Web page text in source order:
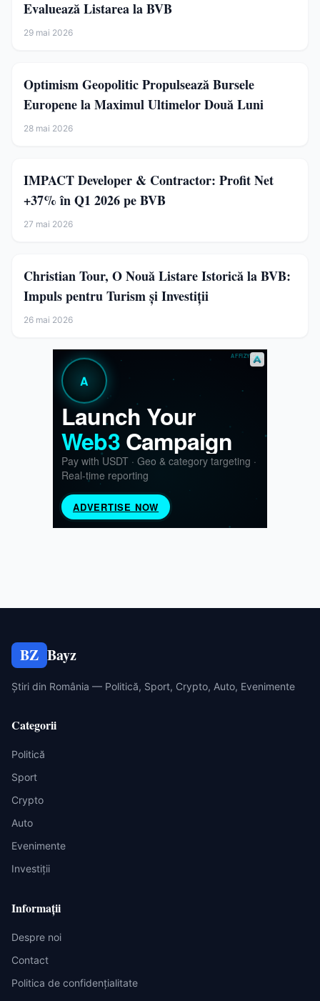
Evaluează Listarea la BVB
29 mai 2026
Optimism Geopolitic Propulsează Bursele
Europene la Maximul Ultimelor Două Luni
28 mai 2026
IMPACT Developer & Contractor: Profit Net
+37% în Q1 2026 pe BVB
27 mai 2026
Christian Tour, O Nouă Listare Istorică la BVB:
Impuls pentru Turism și Investiții
26 mai 2026
BZ Bayz
Știri din România — Politică, Sport, Crypto, Auto, Evenimente
Categorii
Politică
Sport
Crypto
Auto
Evenimente
Investiții
Informații
Despre noi
Contact
Politica de confidențialitate